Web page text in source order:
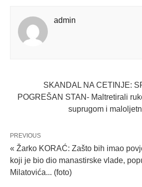
admin
SKANDAL NA CETINJE:
POGREŠAN STAN- Maltretirali
suprugom i
PREVIOUS
« Žarko KORAĆ: Zašto bih imao
koji je bio dio manastirske vlade,
Milatovića... (foto)